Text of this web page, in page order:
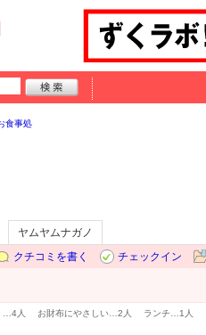
食事処
ヤムヤムナガノ
クチコミを書く
チェックイン
… 4人 お財布にやさしい… 2人 ランチ… 1人